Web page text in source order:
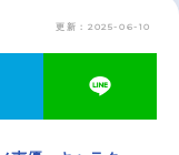
更新：2025-06-10